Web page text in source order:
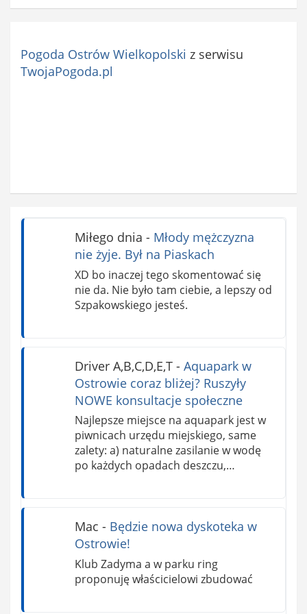
Pogoda Ostrów Wielkopolski z serwisu
TwojaPogoda.pl
Miłego dnia - Młody mężczyzna
nie żyje. Był na Piaskach
XD bo inaczej tego skomentować się
nie da. Nie było tam ciebie, a lepszy od
Szpakowskiego jesteś.
Driver A,B,C,D,E,T- Aquapark w
Ostrowie coraz bliżej? Ruszyły
NOWE konsultacje społeczne
Najlepsze miejsce na aquapark jest w
piwnicach urzędu miejskiego, same
zalety: a) naturalne zasilanie w wodę
po każdych opadach deszczu,…
Mac - Będzie nowa dyskoteka w
Ostrowie!
Klub Zadyma a w parku ring
proponuję właścicielowi zbudować